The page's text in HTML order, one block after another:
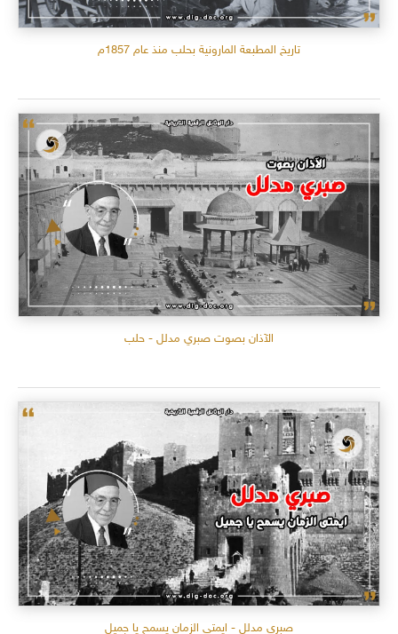
تاريخ المطبعة المارونية بحلب منذ عام 1857م
الآذان بصوت صبري مدلل - حلب
صبري مدلل - ايمتى الزمان يسمح يا جميل